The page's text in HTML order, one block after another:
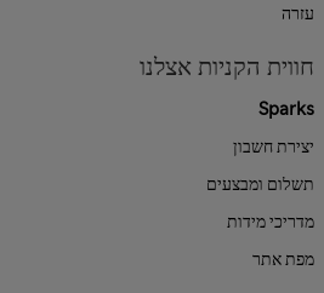
עזרה
חווית הקניות אצלנו
Sparks
יצירת חשבון
תשלום ומבצעים
מדריכי מידות
מפת אתר